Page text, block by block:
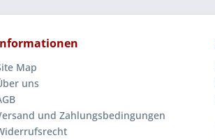
Map
uns
und Zahlungsbedingungen